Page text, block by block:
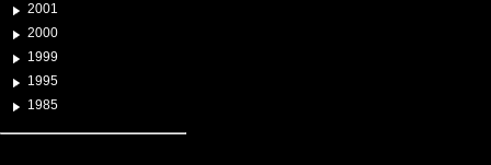
2001
2000
1999
1995
1985